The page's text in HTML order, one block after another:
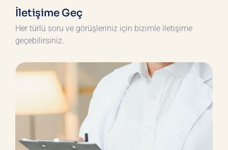
İletişime Geç
Her türlü soru ve görüşleriniz için bizimle iletişime
geçebilirsiniz.